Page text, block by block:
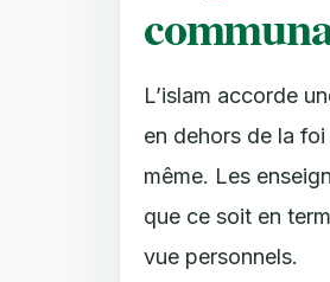
L’islam accorde
en dehors de la
même. Les
que ce soit en
vue personnels.